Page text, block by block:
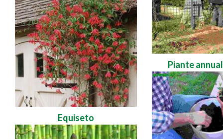
Equiseto
Piante